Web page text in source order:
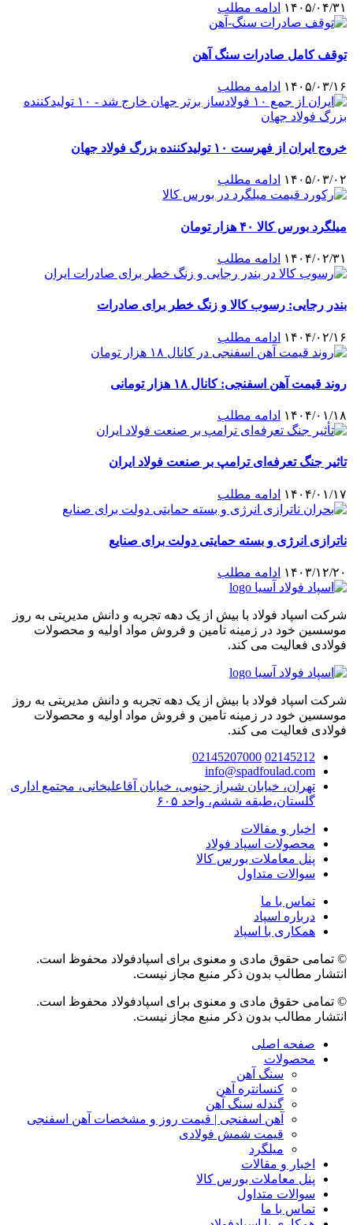
۱۴۰۵/۰۴/۳۱ ادامه مطلب
توقف کامل صادرات سنگ آهن
۱۴۰۵/۰۳/۱۶ ادامه مطلب
خروج ایران از فهرست ۱۰ تولیدکننده بزرگ فولاد جهان
۱۴۰۵/۰۳/۰۲ ادامه مطلب
میلگرد بورس کالا ۴۰ هزار تومان
۱۴۰۴/۰۲/۳۱ ادامه مطلب
بندر رجایی: رسوب کالا و زنگ خطر برای صادرات
۱۴۰۴/۰۲/۱۶ ادامه مطلب
روند قیمت آهن اسفنجی: کانال ۱۸ هزار تومانی
۱۴۰۴/۰۱/۱۸ ادامه مطلب
تاثیر جنگ تعرفه‌ای ترامپ بر صنعت فولاد ایران
۱۴۰۴/۰۱/۱۷ ادامه مطلب
ناترازی انرژی و بسته حمایتی دولت برای صنایع
۱۴۰۳/۱۲/۲۰ ادامه مطلب
شرکت اسپاد فولاد با بیش از یک دهه تجربه و دانش مدیریتی به روز
موسسین خود در زمینه تامین و فروش مواد اولیه و محصولات
فولادی فعالیت می کند.
شرکت اسپاد فولاد با بیش از یک دهه تجربه و دانش مدیریتی به روز
موسسین خود در زمینه تامین و فروش مواد اولیه و محصولات
فولادی فعالیت می کند.
02145212
02145207000
info@spadfoulad.com
تهران، خیابان شیراز جنوبی، خیابان آقاعلیخانی، مجتمع اداری
گلستان،طبقه ششم، واحد ۶۰۵
اخبار و مقالات
محصولات اسپاد فولاد
پنل معاملات بورس کالا
سوالات متداول
تماس با ما
درباره اسپاد
همکاری با اسپاد
© تمامی حقوق مادی و معنوی برای اسپادفولاد محفوظ است.
انتشار مطالب بدون ذکر منبع مجاز نیست.
© تمامی حقوق مادی و معنوی برای اسپادفولاد محفوظ است.
انتشار مطالب بدون ذکر منبع مجاز نیست.
صفحه اصلی
محصولات
سنگ آهن
کنسانتره آهن
گندله سنگ آهن
آهن اسفنجی | قیمت روز و مشخصات آهن اسفنجی
قیمت شمش فولادی
میلگرد
اخبار و مقالات
پنل معاملات بورس کالا
سوالات متداول
تماس با ما